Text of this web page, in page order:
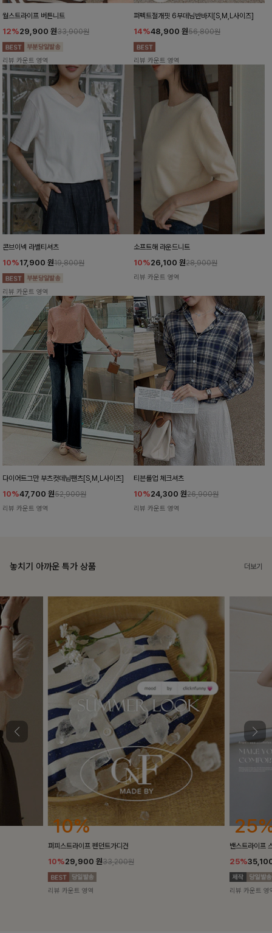
월스트라이프 버튼니트
12%29,900 원33,900원
리뷰 카운트 영역
퍼펙트절개핏 6부데님반바지[S,M,L사이즈]
14%48,900 원56,800원
리뷰 카운트 영역
콘브이넥 라벨티셔츠
10%17,900 원19,800원
리뷰 카운트 영역
소프트해 라운드니트
10%26,100 원28,900원
리뷰 카운트 영역
다이어트그만 부츠컷데님팬츠[S,M,L사이즈]
10%47,700 원52,900원
리뷰 카운트 영역
티븐롤업 체크셔츠
10%24,300 원26,900원
리뷰 카운트 영역
놓치기 아까운 특가 상품 더보기
25%
밴스트라이프 스트링원피스
25%35,100 원46,800원
리뷰 카운트 영역
10%
[5천장돌파/
10%
리뷰 카운트 영